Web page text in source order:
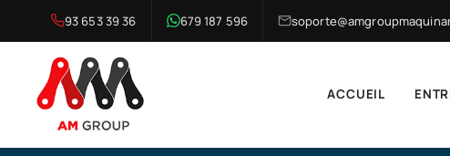
to
content
93 653 39 36 679 187 596
ACCUEIL